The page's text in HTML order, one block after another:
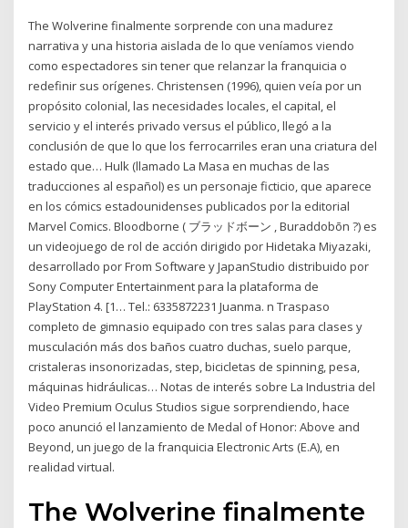
The Wolverine finalmente sorprende con una madurez
narrativa y una historia aislada de lo que veníamos viendo
como espectadores sin tener que relanzar la franquicia o
redefinir sus orígenes. Christensen (1996), quien veía por un
propósito colonial, las necesidades locales, el capital, el
servicio y el interés privado versus el público, llegó a la
conclusión de que lo que los ferrocarriles eran una criatura del
estado que… Hulk (llamado La Masa en muchas de las
traducciones al español) es un personaje ficticio, que aparece
en los cómics estadounidenses publicados por la editorial
Marvel Comics. Bloodborne ( ブラッドボーン , Buraddobōn ?) es
un videojuego de rol de acción dirigido por Hidetaka Miyazaki,
desarrollado por From Software y JapanStudio distribuido por
Sony Computer Entertainment para la plataforma de
PlayStation 4. [1… Tel.: 6335872231 Juanma. n Traspaso
completo de gimnasio equipado con tres salas para clases y
musculación más dos baños cuatro duchas, suelo parque,
cristaleras insonorizadas, step, bicicletas de spinning, pesa,
máquinas hidráulicas… Notas de interés sobre La Industria del
Video Premium Oculus Studios sigue sorprendiendo, hace
poco anunció el lanzamiento de Medal of Honor: Above and
Beyond, un juego de la franquicia Electronic Arts (E.A), en
realidad virtual.
The Wolverine finalmente